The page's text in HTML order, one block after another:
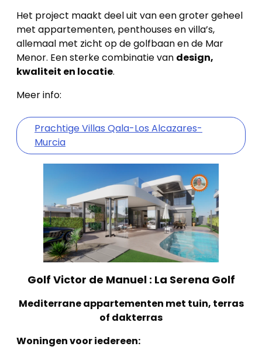
Het project maakt deel uit van een groter geheel
met appartementen, penthouses en villa’s,
allemaal met zicht op de golfbaan en de Mar
Menor. Een sterke combinatie van design,
kwaliteit en locatie.
Meer info:
Prachtige Villas Qala-Los Alcazares-
Murcia
Golf Victor de Manuel : La Serena Golf
Mediterrane appartementen met tuin, terras
of dakterras
Woningen voor iedereen: